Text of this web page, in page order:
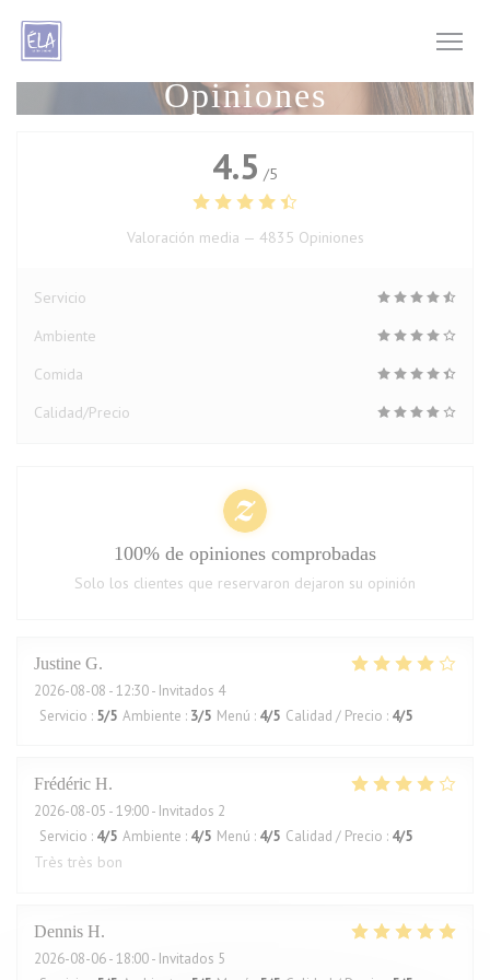
Personalización de sus opciones de cookies
Opiniones
Justine G
2026-08-08 - 12:30 - Invitados 4
Servicio : 5/5 Ambiente : 3/5 Menú : 4/5 Calidad / Precio : 4/5
Frédéric H
2026-08-05 - 19:00 - Invitados 2
Servicio : 4/5 Ambiente : 4/5 Menú : 4/5 Calidad / Precio : 4/5
Très très bon
Dennis H
2026-08-06- 18:00 - Invitados 5
4.5 /5
Valoración media — 4835 Opiniones
Servicio
Ambiente
Comida
Calidad/Precio
100% de opiniones comprobadas
Solo los clientes que reservaron dejaron su opinión